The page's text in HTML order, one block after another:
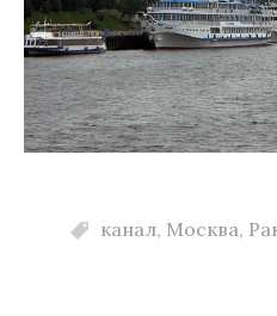
канал, Москва,